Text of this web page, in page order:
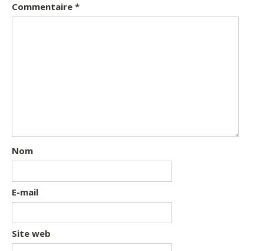
Commentaire *
Nom
E-mail
Site web